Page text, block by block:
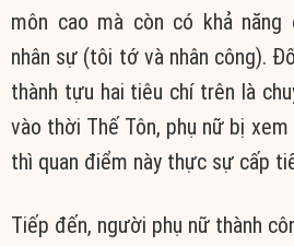
môn cao mà còn có khả năng
nhân sự (tôi tớ và nhân công).
thành tựu hai tiêu chí trên là
vào thời Thế Tôn, phụ nữ bị
thì quan điểm này thực sự cấp
Tiếp đến, người phụ nữ thành